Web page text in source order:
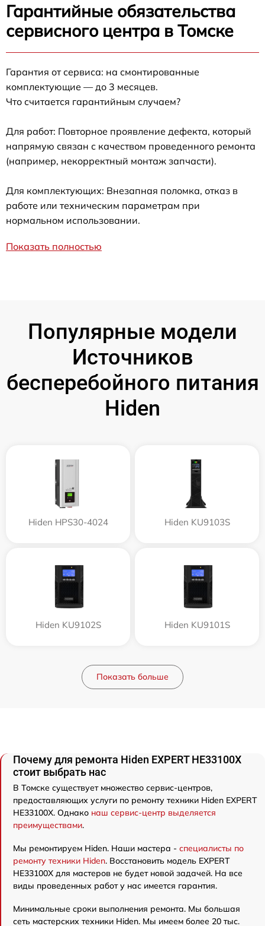
Гарантийные обязательства
сервисного центра в Томске
Гарантия от сервиса: на смонтированные
комплектующие — до 3 месяцев.
Что считается гарантийным случаем?
Для работ: Повторное проявление дефекта, который
напрямую связан с качеством проведенного ремонта
(например, некорректный монтаж запчасти).
Для комплектующих: Внезапная поломка, отказ в
работе или техническим параметрам при
нормальном использовании.
Показать полностью
Популярные модели
Источников
бесперебойного питания
Hiden
Hiden HPS30-4024 Hiden KU9103S
Hiden KU9102S Hiden KU9101S
Показать больше
Почему для ремонта Hiden EXPERT HE33100X
стоит выбрать нас
В Томске существует множество сервис-центров,
предоставляющих услуги по ремонту техники Hiden EXPERT
HE33100X. Однако наш сервис-центр выделяется
преимуществами.
Мы ремонтируем Hiden. Наши мастера - специалисты по
ремонту техники Hiden. Восстановить модель EXPERT
HE33100X для мастеров не будет новой задачей. На все
виды проведенных работ у нас имеется гарантия.
Минимальные сроки выполнения ремонта. Мы большая
сеть мастерских техники Hiden. Мы имеем более 20 тыс.